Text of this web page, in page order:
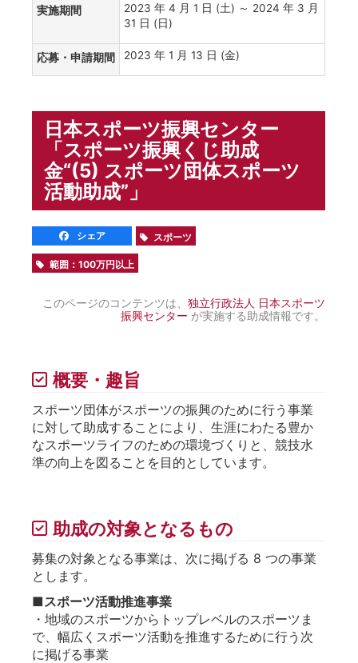
実施期間
2023 年 4 月 1 日 (土) ～ 2024 年 3 月
31 日 (日)
応募・申請期間 2023 年 1 月 13 日 (金)
日本スポーツ振興センター
「スポーツ振興くじ助成
金“(5) スポーツ団体スポーツ
活動助成”」
シェア スポーツ
範囲：100万円以上
このページのコンテンツは、独立行政法人 日本スポーツ
振興センター が実施する助成情報です。
概要・趣旨
スポーツ団体がスポーツの振興のために行う事業
に対して助成することにより、生涯にわたる豊か
なスポーツライフのための環境づくりと、競技水
準の向上を図ることを目的としています。
助成の対象となるもの
募集の対象となる事業は、次に掲げる 8 つの事業
とします。
■スポーツ活動推進事業
・地域のスポーツからトップレベルのスポーツま
で、幅広くスポーツ活動を推進するために行う次
に掲げる事業